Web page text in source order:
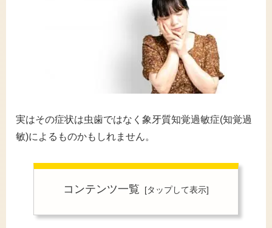
実はその症状は虫歯ではなく象牙質知覚過敏症(知覚過
敏)によるものかもしれません。
コンテンツ一覧